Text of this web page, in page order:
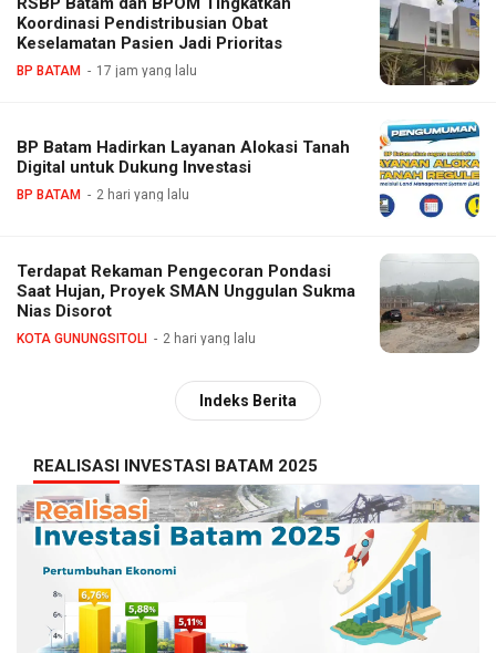
Koordinasi Pendistribusian Obat
Keselamatan Pasien Jadi Prioritas
BP BATAM 17 jam yang lalu
BP Batam Hadirkan Layanan Alokasi Tanah
Digital untuk Dukung Investasi
BP BATAM 2 hari yang lalu
Terdapat Rekaman Pengecoran Pondasi
Saat Hujan, Proyek SMAN Unggulan Sukma
Nias Disorot
KOTA GUNUNGSITOLI 2 hari yang lalu
Indeks Berita
REALISASI INVESTASI BATAM 2025